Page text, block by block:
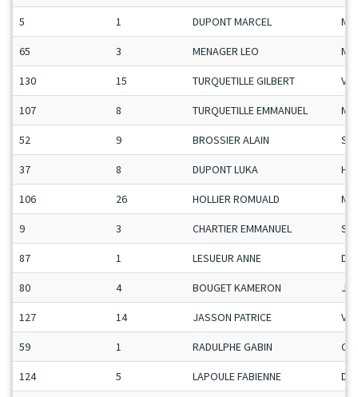
5 1 DUPONT MARCEL
65 3 MENAGER LEO
130 15 TURQUETILLE GILBERT Vet
107 8 TURQUETILLE EMMANUEL
52 9 BROSSIER ALAIN
37 8 DUPONT LUKA H-C
106 26 HOLLIER ROMUALD
9 3 CHARTIER EMMANUEL
87 1 LESUEUR ANNE
80 4 BOUGET KAMERON Ju-
127 14 JASSON PATRICE Vet
59 1 RADULPHE GABIN
124 5 LAPOULE FABIENNE